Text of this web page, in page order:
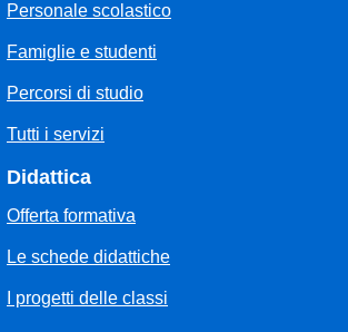
Personale scolastico
Famiglie e studenti
Percorsi di studio
Tutti i servizi
Didattica
Offerta formativa
Le schede didattiche
I progetti delle classi